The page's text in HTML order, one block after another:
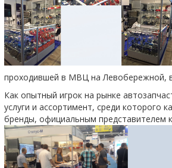
проходившей в МВЦ на Левобережной,
Как опытный игрок на рынке
услуги и ассортимент, среди которого
бренды, официальным представителем